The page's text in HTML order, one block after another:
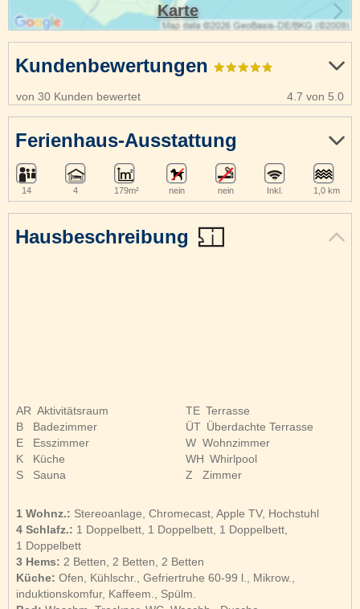
Hausbeschreibung
AR Aktivitätsraum
B
Badezimmer
E
Esszimmer
K
Küche
S
Sauna
TE Terrasse
ÜT Überdachte Terrasse
W Wohnzimmer
WH Whirlpool
Z
Zimmer
1 Wohnz.: Stereoanlage, Chromecast, Apple TV, Hochstuhl
4 Schlafz.: 1 Doppelbett, 1 Doppelbett, 1 Doppelbett,
1 Doppelbett
3 Hems: 2 Betten, 2 Betten, 2 Betten
Küche: Ofen, Kühlschr., Gefriertruhe 60-99 l., Mikrow.,
induktionskomfur, Kaffeem., Spülm.
Kundenbewertungen
von 30 Kunden bewertet 4.7 von 5.0
Ferienhaus-Ausstattung
14 4 179m² nein nein Inkl. 1,0 km
Karte